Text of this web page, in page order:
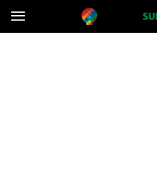
Projektsukces.pl